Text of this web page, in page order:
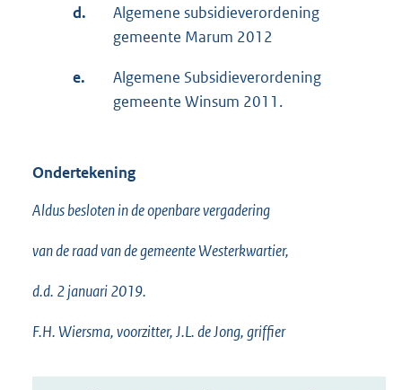
d.
Algemene subsidieverordening
gemeente Marum 2012
e.
Algemene Subsidieverordening
gemeente Winsum 2011.
Ondertekening
Aldus besloten in de openbare vergadering
van de raad van de gemeente Westerkwartier,
d.d. 2 januari 2019.
F.H. Wiersma, voorzitter, J.L. de Jong, griffier